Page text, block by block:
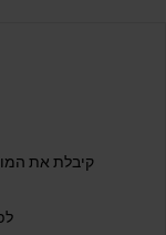
קיבלת את